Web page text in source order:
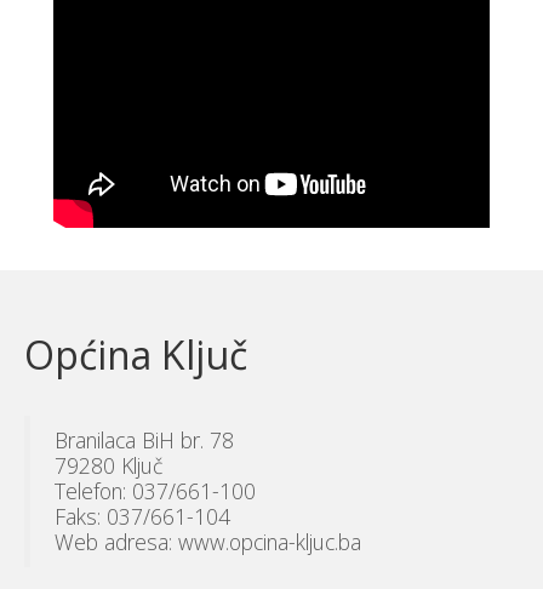
Općina Ključ
Branilaca BiH br. 78
79280 Ključ
Telefon: 037/661-100
Faks: 037/661-104
Web adresa: www.opcina-kljuc.ba